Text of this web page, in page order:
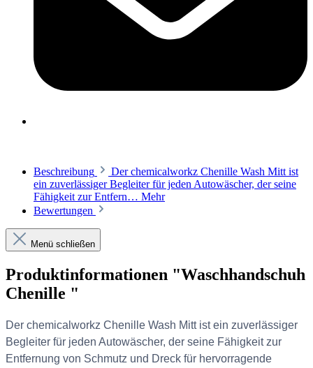
Beschreibung
Der chemicalworkz Chenille Wash Mitt ist
ein zuverlässiger Begleiter für jeden Autowäscher, der seine
Fähigkeit zur Entfern… Mehr
Bewertungen
Menü schließen
Produktinformationen "Waschhandschuh
Chenille "
Der chemicalworkz Chenille Wash Mitt ist ein zuverlässiger
Begleiter für jeden Autowäscher, der seine Fähigkeit zur
Entfernung von Schmutz und Dreck für hervorragende